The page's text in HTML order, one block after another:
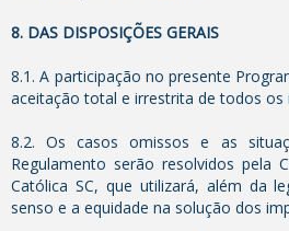
8. DAS DISPOSIÇÕES GERAIS
8.1. A participação no presente
aceitação total e irrestrita de todos os
8.2. Os casos omissos e as
Regulamento serão resolvidos pela
Católica SC, que utilizará, além da
senso e a equidade na solução dos